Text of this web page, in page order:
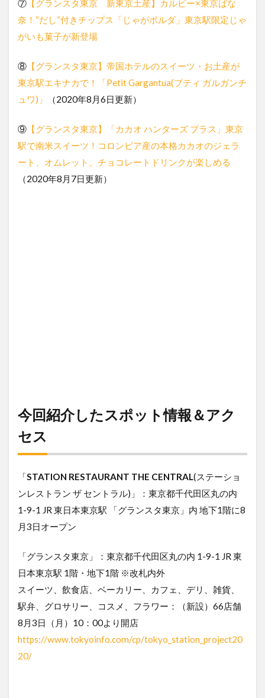
⑦ 【グランスタ東京 新東京土産】カルビー×東京ばな
奈！“だし”付きチップス「じゃがボルダ」東京駅限定じゃ
がいも菓子が新登場
⑧ 【グランスタ東京】帝国ホテルのスイーツ・お土産が
東京駅エキナカで！「Petit Gargantua(プティ ガルガンチ
ュワ)」
（2020年8月6日更新）
⑨ 【グランスタ東京】「カカオ ハンターズ プラス」東京
駅で南米スイーツ！コロンビア産の本格カカオのジェラ
ート、オムレット、チョコレートドリンクが楽しめる
（2020年8月7日更新）
今回紹介したスポット情報＆アク
セス
「STATION RESTAURANT THE CENTRAL(ステーショ
ンレストラン ザ セントラル)」：東京都千代田区丸の内
1-9-1 JR 東日本東京駅 「グランスタ東京」内 地下1階に8
月3日オープン
「グランスタ東京」：東京都千代田区丸の内 1-9-1 JR 東
日本東京駅 1階・地下1階 ※改札内外
スイーツ、飲食店、ベーカリー、カフェ、デリ、雑貨、
駅弁、グロサリー、コスメ、フラワー：（新設）66店舗
8月3日（月）10：00より開店
https://www.tokyoinfo.com/cp/tokyo_station_project20
20/